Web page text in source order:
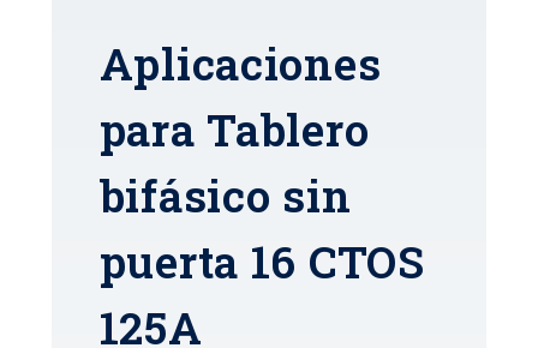
Aplicaciones
para Tablero
bifásico sin
puerta 16 CTOS
125A